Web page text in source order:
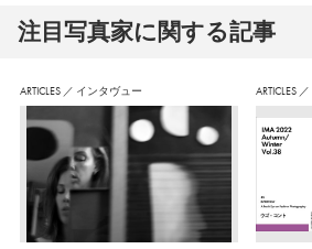
注⽬写真家に関する記事
ARTICLES ／ インタヴュー ARTICLES ／